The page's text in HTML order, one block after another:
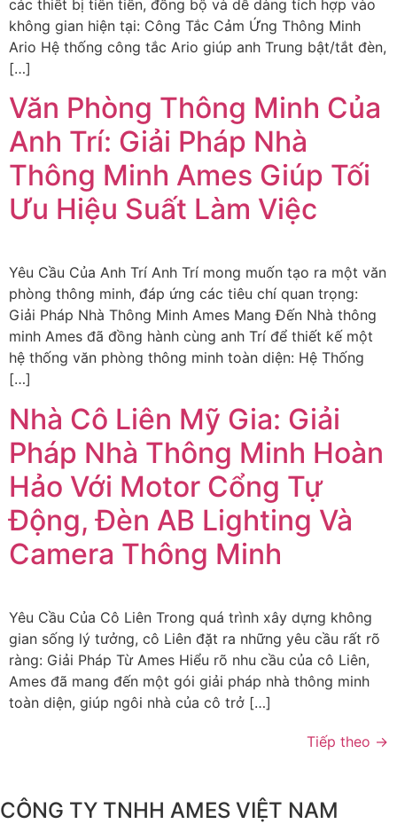
các thiết bị tiên tiến, đồng bộ và dễ dàng tích hợp vào
không gian hiện tại: Công Tắc Cảm Ứng Thông Minh
Ario Hệ thống công tắc Ario giúp anh Trung bật/tắt đèn,
[…]
Văn Phòng Thông Minh Của
Anh Trí: Giải Pháp Nhà
Thông Minh Ames Giúp Tối
Ưu Hiệu Suất Làm Việc
Yêu Cầu Của Anh Trí Anh Trí mong muốn tạo ra một văn
phòng thông minh, đáp ứng các tiêu chí quan trọng:
Giải Pháp Nhà Thông Minh Ames Mang Đến Nhà thông
minh Ames đã đồng hành cùng anh Trí để thiết kế một
hệ thống văn phòng thông minh toàn diện: Hệ Thống
[…]
Nhà Cô Liên Mỹ Gia: Giải
Pháp Nhà Thông Minh Hoàn
Hảo Với Motor Cổng Tự
Động, Đèn AB Lighting Và
Camera Thông Minh
Yêu Cầu Của Cô Liên Trong quá trình xây dựng không
gian sống lý tưởng, cô Liên đặt ra những yêu cầu rất rõ
ràng: Giải Pháp Từ Ames Hiểu rõ nhu cầu của cô Liên,
Ames đã mang đến một gói giải pháp nhà thông minh
toàn diện, giúp ngôi nhà của cô trở […]
Tiếp theo →
CÔNG TY TNHH AMES VIỆT NAM